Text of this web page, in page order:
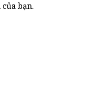
bạn.